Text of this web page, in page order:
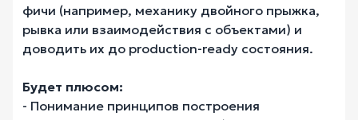
фичи (например, механику двойного прыжка,
рывка или взаимодействия с объектами) и
доводить их до production-ready состояния.
Будет плюсом:
- Понимание принципов построения